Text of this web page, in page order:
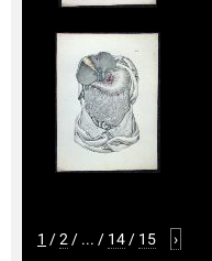
1 /2 / ... / 14 / 15 ›